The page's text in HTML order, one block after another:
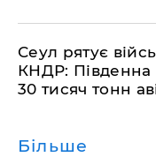
​Сеул рятує
КНДР: Південна
30 тисяч тонн
Більше